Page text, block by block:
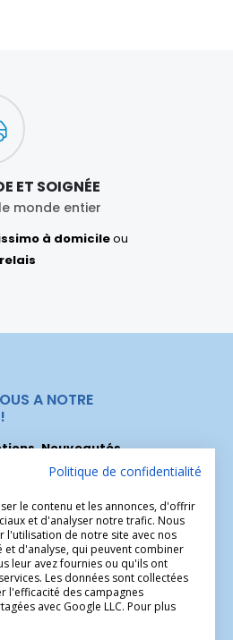
ET SOIGNÉE
monde entier
à domicileou
A NOTRE
Nouveautés...
pour recevoir
Politique de confidentialité
le contenu et les annonces, d'offrir
et d'analyser notre trafic. Nous
l'utilisation de notre site avec nos
d'analyse, qui peuvent combiner
leur avez fournies ou qu'ils ont
Les données sont collectées
l'efficacité des campagnes
avec Google LLC. Pour plus